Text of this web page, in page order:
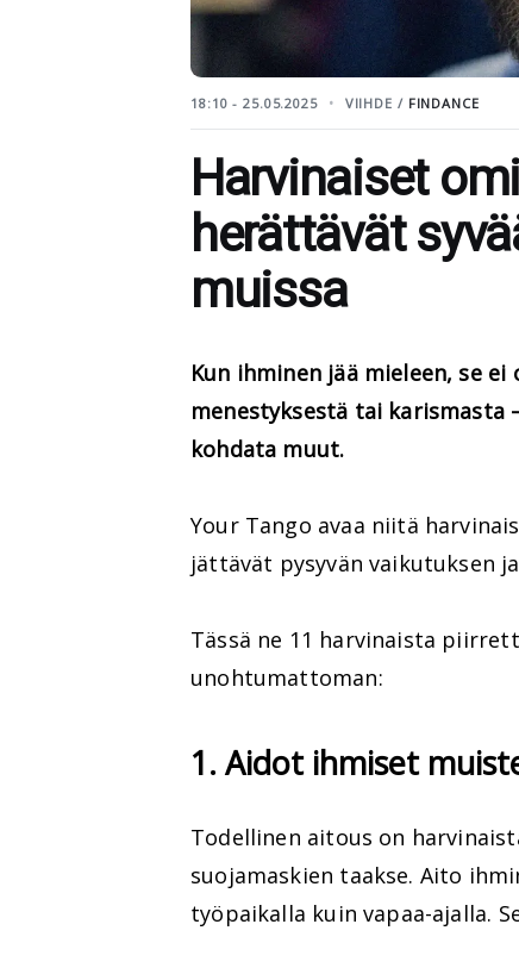
18:10 - 25.05.2025 VIIHDE / FINDANCE
Harvinaiset
herättävät
muissa
Kun ihminen jää mieleen, se
menestyksestä tai karismasta
kohdata muut.
Your Tango avaa niitä
jättävät pysyvän vaikutuksen
Tässä ne 11 harvinaista
unohtumattoman:
1. Aidot ihmiset
Todellinen aitous on
suojamaskien taakse. Aito
työpaikalla kuin vapaa-ajalla.